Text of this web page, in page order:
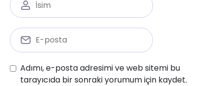
Adımı, e-posta adresimi ve web sitemi bu
tarayıcıda bir sonraki yorumum için kaydet.